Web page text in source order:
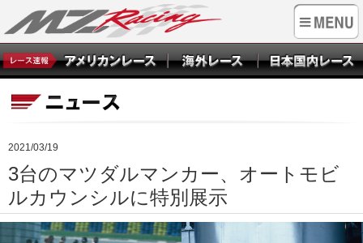
2021/03/19
3台のマツダルマンカー、オートモビ
ルカウンシルに特別展示